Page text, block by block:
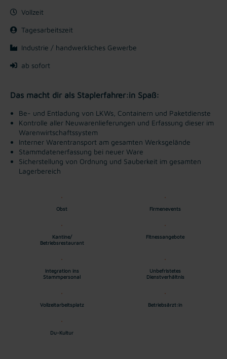
Vollzeit
Tagesarbeitszeit
Industrie / handwerkliches Gewerbe
ab sofort
Das macht dir als Staplerfahrer:in Spaß:
Be- und Entladung von LKWs, Containern und Paketdienste
Kontrolle aller Neuwarenlieferungen und Erfassung dieser im
Warenwirtschaftssystem
Interner Warentransport am gesamten Werksgelände
Stammdatenerfassung bei neuer Ware
Sicherstellung von Ordnung und Sauberkeit im gesamten
Lagerbereich
Obst Firmenevents
Kantine/
Betriebsrestaurant
Fitnessangebote
Integration ins
Stammpersonal
Unbefristetes
Dienstverhältnis
Vollzeitarbeitsplatz Betriebsärzt:in
Du-Kultur